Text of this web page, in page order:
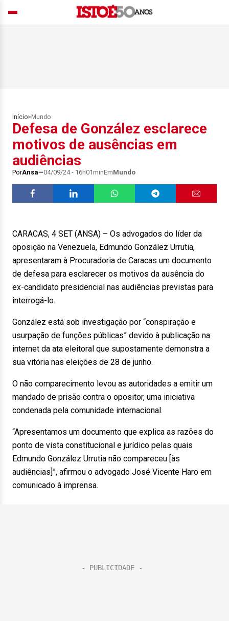
Início> Mundo
Defesa de González esclarece
motivos de ausências em
audiências
PorAnsa 04/09/24 - 16h01minEmMundo
CARACAS, 4 SET (ANSA) – Os advogados do líder da
oposição na Venezuela, Edmundo González Urrutia,
apresentaram à Procuradoria de Caracas um documento
de defesa para esclarecer os motivos da ausência do
ex-candidato presidencial nas audiências previstas para
interrogá-lo.
González está sob investigação por “conspiração e
usurpação de funções públicas” devido à publicação na
internet da ata eleitoral que supostamente demonstra a
sua vitória nas eleições de 28 de junho.
O não comparecimento levou as autoridades a emitir um
mandado de prisão contra o opositor, uma iniciativa
condenada pela comunidade internacional.
“Apresentamos um documento que explica as razões do
ponto de vista constitucional e jurídico pelas quais
Edmundo González Urrutia não compareceu [às
audiências]”, afirmou o advogado José Vicente Haro em
comunicado à imprensa.